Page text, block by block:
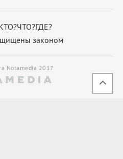
законом
Notamedia 2017